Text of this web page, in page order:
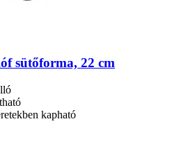
sütőforma, 22 cm
kapható